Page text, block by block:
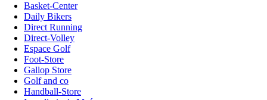
Basket-Center
Daily Bikers
Direct Running
Direct-Volley
Espace Golf
Foot-Store
Gallop Store
Golf and co
Handball-Store